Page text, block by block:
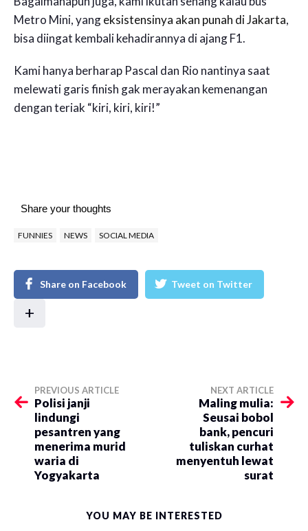
Metro Mini, yangeksistensinya akan punah di Jakarta,
bisa diingat kembali kehadirannya di ajang F1.
Kami hanya berharap Pascal dan Rio nantinya saat
melewati garis finish gak merayakan kemenangan
dengan teriak “kiri, kiri, kiri!”
Share your thoughts
FUNNIES NEWS SOCIAL MEDIA
Share on Facebook Tweet on Twitter
+
PREVIOUS ARTICLE
Polisi janji
lindungi
pesantren yang
menerima murid
waria di
Yogyakarta
NEXT ARTICLE
Maling mulia:
Seusai bobol
bank, pencuri
tuliskan curhat
menyentuh lewat
surat
YOU MAY BE INTERESTED